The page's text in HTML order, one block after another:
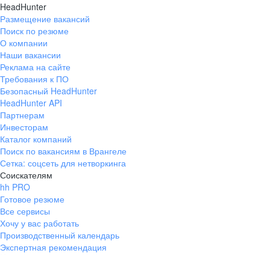
HeadHunter
Размещение вакансий
Поиск по резюме
О компании
Наши вакансии
Реклама на сайте
Требования к ПО
Безопасный HeadHunter
HeadHunter API
Партнерам
Инвесторам
Каталог компаний
Поиск по вакансиям в Врангеле
Сетка: соцсеть для нетворкинга
Соискателям
hh PRO
Готовое резюме
Все сервисы
Хочу у вас работать
Производственный календарь
Экспертная рекомендация